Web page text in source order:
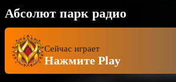
Абсолют парк радио
Сейчас играет
Нажмите Play